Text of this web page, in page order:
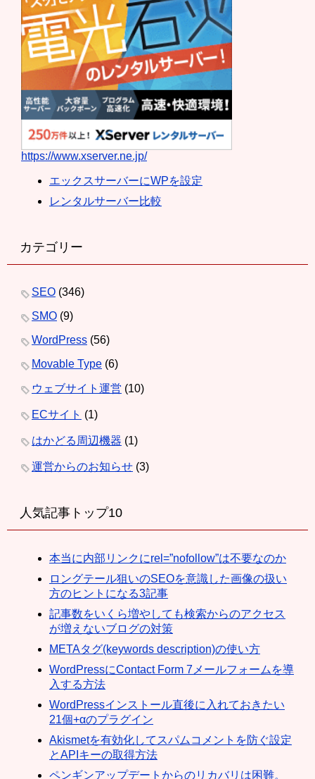
https://www.xserver.ne.jp/
エックスサーバーにWPを設定
レンタルサーバー比較
カテゴリー
SEO (346)
SMO (9)
WordPress (56)
Movable Type (6)
ウェブサイト運営 (10)
ECサイト (1)
はかどる周辺機器 (1)
運営からのお知らせ (3)
人気記事トップ10
本当に内部リンクにrel=”nofollow”は不要なのか
ロングテール狙いのSEOを意識した画像の扱い
方のヒントになる3記事
記事数をいくら増やしても検索からのアクセス
が増えないブログの対策
METAタグ(keywords description)の使い方
WordPressにContact Form 7メールフォームを導
入する方法
WordPressインストール直後に入れておきたい
21個+αのプラグイン
Akismetを有効化してスパムコメントを防ぐ設定
とAPIキーの取得方法
ペンギンアップデートからのリカバリは困難。